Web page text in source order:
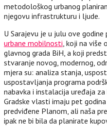
metodološkog urbanog
njegovu infrastrukturu i ljude.
U Sarajevu je u julu ove
urbane mobilnosti , koji na
glavnog grada BiH, a koji
stvaranje novog, modernog,
mjera su: analiza stanja,
uspostavljanja programa
nabavka i instalacija uređaja
Gradske vlasti imaju pet
predviđene Planom, ali naša
ipak ne bi bila da planirate